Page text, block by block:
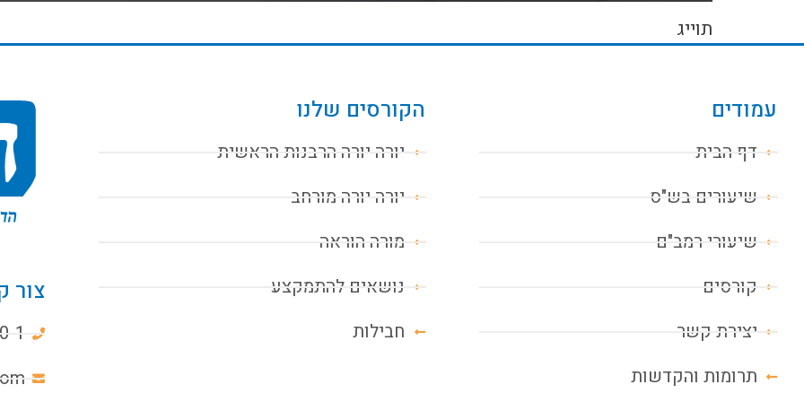
תוייג
עמודים
דף הבית
שיעורים בש"ס
שיעורי רמב"ם
קורסים
יצירת קשר
תרומות והקדשות
הקורסים שלנו
יורה יורה הרבנות הראשית
יורה יורה מורחב
מורה הוראה
נושאים להתמקצע
חבילות
צור
1